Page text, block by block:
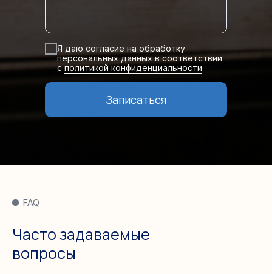
Я даю согласие на обработку
персональных данных в соответствии
сполитикой конфиденциальности
Записаться
Часто задаваемые
вопросы
FAQ